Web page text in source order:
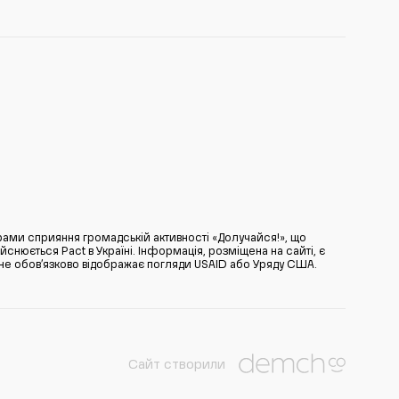
сприяння громадській активності «Долучайся!», що
Pact в Україні. Інформація, розміщена на сайті, є
обов’язково відображає погляди USAID або Уряду США.
Сайт створили